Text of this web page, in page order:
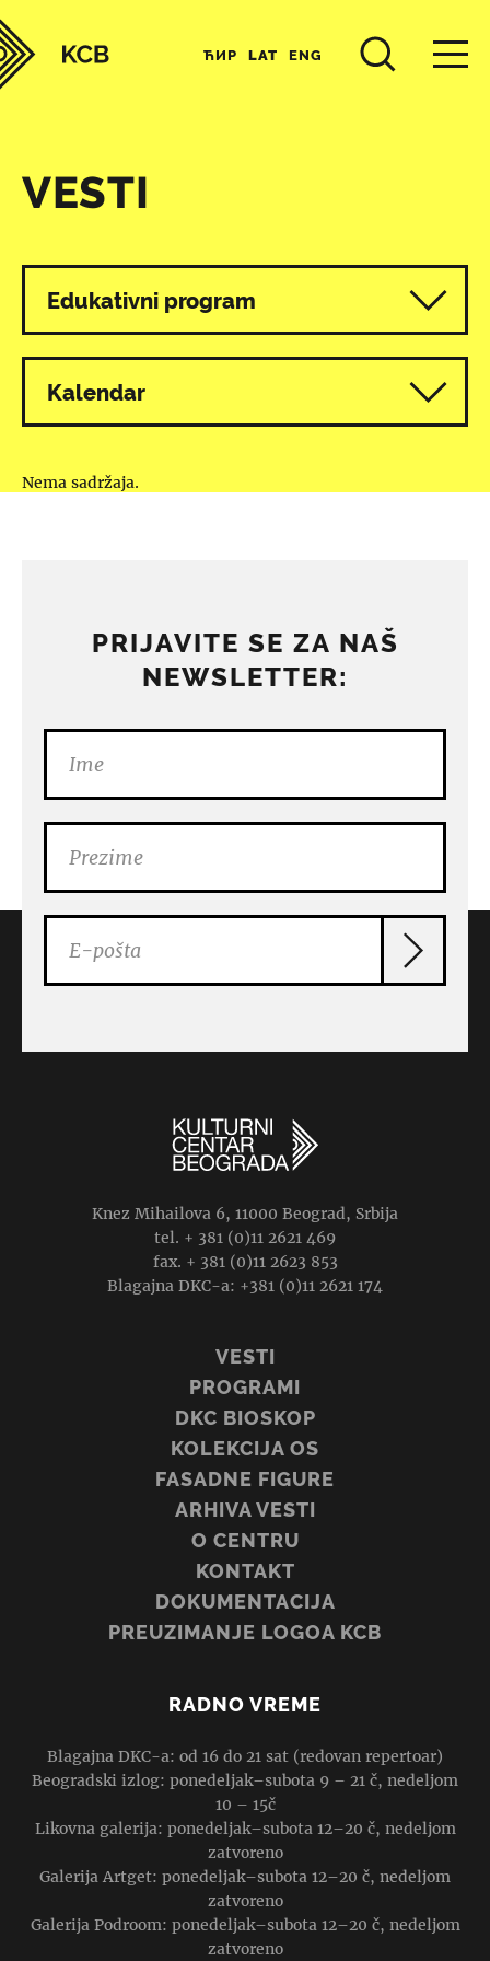
ЋИР LAT ENG
VESTI
Svi programi
Edukativni program
Kalendar
Nema sadržaja.
PRIJAVITE SE ZA NAŠ
NEWSLETTER:
Knez Mihailova 6, 11000 Beograd, Srbija
tel. + 381 (0)11 2621 469
fax. + 381 (0)11 2623 853
Blagajna DKC-a: +381 (0)11 2621 174
VESTI
PROGRAMI
DKC BIOSKOP
KOLEKCIJA OS
FASADNE FIGURE
ARHIVA VESTI
O CENTRU
KONTAKT
DOKUMENTACIJA
PREUZIMANJE LOGOA KCB
RADNO VREME
Blagajna DKC-a: od 16 do 21 sat (redovan repertoar)
Beogradski izlog: ponedeljak–subota 9 – 21 č, nedeljom
10 – 15č
Likovna galerija: ponedeljak–subota 12–20 č, nedeljom
zatvoreno
Galerija Artget: ponedeljak–subota 12–20 č, nedeljom
zatvoreno
Galerija Podroom: ponedeljak–subota 12–20 č, nedeljom
zatvoreno